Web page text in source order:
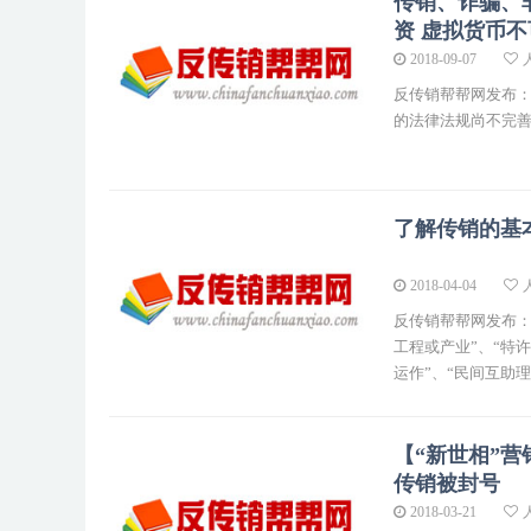
资 虚拟货币
2018-09-07
反传销帮帮网发布
的法律法规尚不完
了解传销的基
2018-04-04
反传销帮帮网发布
工程或产业”、“特
运作”、“民间互助
【“新世相”
传销被封号
2018-03-21